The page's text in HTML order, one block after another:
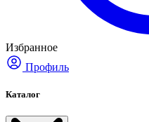
Избранное
Профиль
Каталог